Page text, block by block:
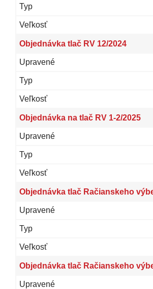
Objednávka tlač RV 12/2024
Objednávka na tlač RV 1-2/2025
Objednávka tlač Račianskeho
Objednávka tlač Račianskeho